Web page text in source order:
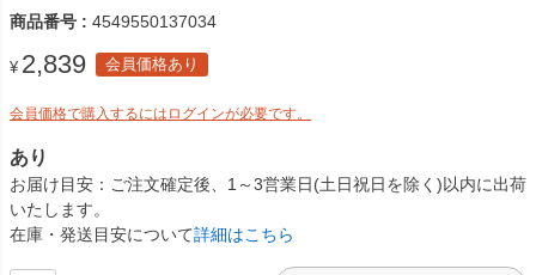
商品番号 4549550137034
¥ 2,839 会員価格あり
会員価格で購入するにはログインが必要です。
あり
お届け目安
ご注文確定後、1～3営業日(土日祝日を除く)以内に出荷
いたします。
在庫・発送目安について詳細はこちら